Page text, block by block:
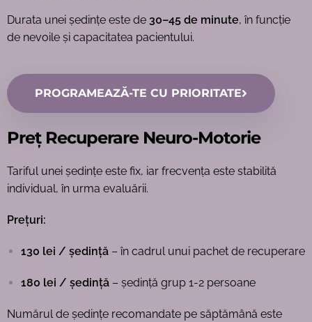
Durata unei ședințe este de 30–45 de minute, în funcție
de nevoile și capacitatea pacientului.
PROGRAMEAZĂ-TE CU PRIORITATE
Preț Recuperare Neuro-Motorie
Tariful unei ședințe este fix, iar frecvența este stabilită
individual, în urma evaluării.
Prețuri:
130 lei / ședință – în cadrul unui pachet de recuperare
180 lei / ședință – ședință grup 1-2 persoane
Numărul de ședințe recomandate pe săptămână este